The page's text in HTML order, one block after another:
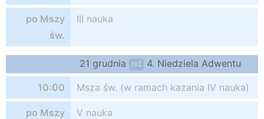
po Mszy
św.
III nauka
21 grudnia nd 4. Niedziela Adwentu
10:00 Msza św. (w ramach kazania IV nauka)
po Mszy
V nauka